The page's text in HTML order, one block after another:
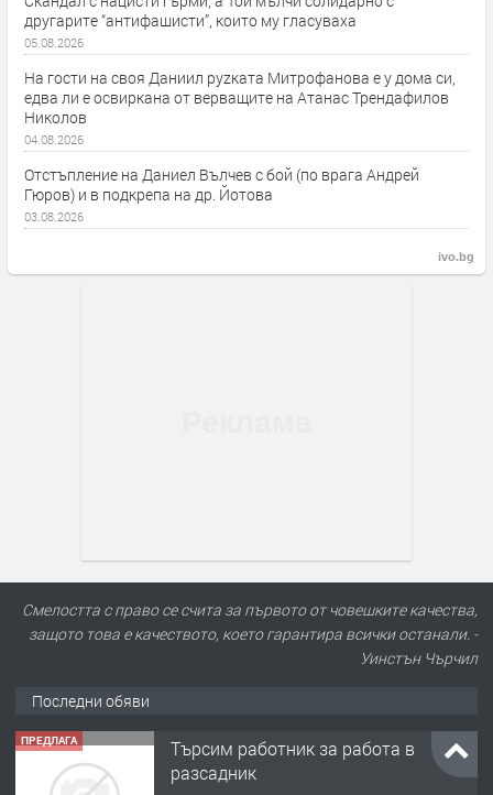
другарите “антифашисти”, които му гласуваха
05.08.2026
На гости на своя Даниил руzката Митрофанова е у дома си,
едва ли е освиркана от верващите на Атанас Трендафилов
Николов
04.08.2026
Отстъпление на Даниел Вълчев с бой (по врага Андрей
Гюров) и в подкрепа на др. Йотова
03.08.2026
ivo.bg
Смелостта с право се счита за първото от човешките качества,
защото това е качеството, което гарантира всички останали. -
Уинстън Чърчил
Последни обяви
ПРЕДЛАГА
Търсим работник за работа в
разсадник